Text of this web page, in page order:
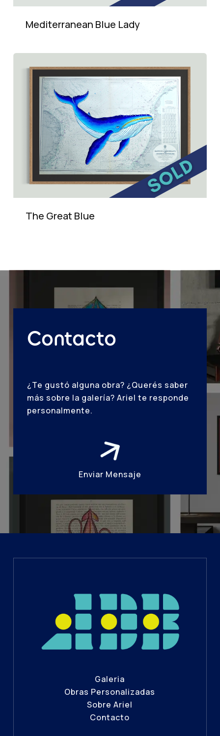
Mediterranean Blue Lady
The Great Blue
Contacto
¿Te gustó alguna obra? ¿Querés saber
más sobre la galería? Ariel te responde
personalmente.
Enviar Mensaje
Galeria
Obras Personalizadas
Sobre Ariel
Contacto